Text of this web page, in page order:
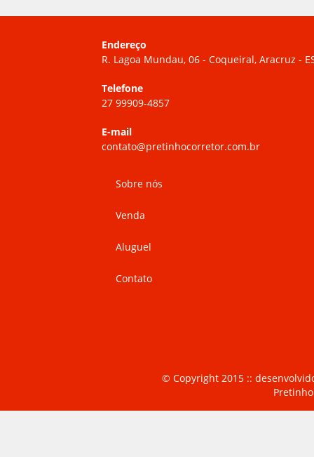
Endereço
R. Lagoa Mundau, 06 - Coqueiral, Aracruz -
Telefone
27 99909-4857
E-mail
contato@pretinhocorretor.com.br
Sobre nós
Venda
Aluguel
Contato
© Copyright 2015 ::